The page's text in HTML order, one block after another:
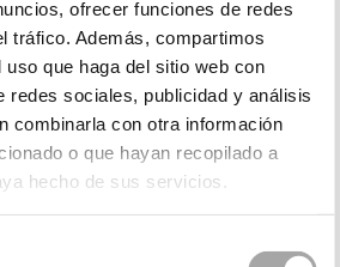
ofrecer funciones de redes
tráfico. Además, compartimos
que haga del sitio web con
redes sociales, publicidad y análisis
combinarla con otra información
o que hayan recopilado a
hecho de sus servicios.